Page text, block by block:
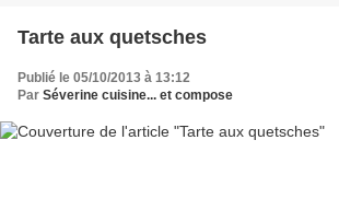
Tarte aux quetsches
Publié le 05/10/2013 à 13:12
Par Séverine cuisine... et compose